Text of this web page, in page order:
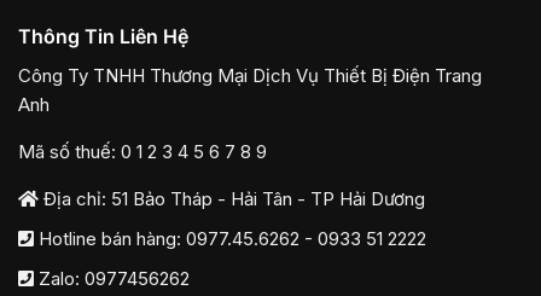
Thông Tin Liên Hệ
Công Ty TNHH Thương Mại Dịch Vụ Thiết Bị Điện Trang
Anh
Mã số thuế: 0 1 2 3 4 5 6 7 8 9
Địa chỉ: 51 Bảo Tháp - Hải Tân - TP Hải Dương
Hotline bán hàng: 0977.45.6262 - 0933 51 2222
Zalo: 0977456262